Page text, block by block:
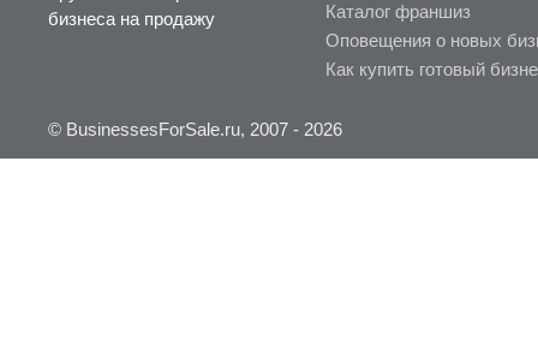
бизнеса на продажу
Каталог франшиз
Оповещения о новых
Как купить готовый
© BusinessesForSale.ru, 2007 - 2026